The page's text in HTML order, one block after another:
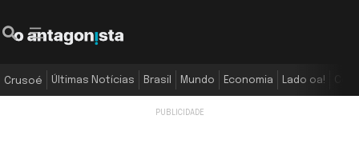
Crusoé Últimas Notícias Brasil Mundo Economia Lado oa!